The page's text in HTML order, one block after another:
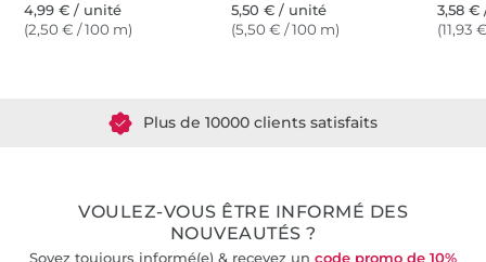
4,99 € / unité
(2,50 € / 100 m)
5,50 € / unité
(5,50 € / 100 m)
3,58
(11,93
Plus de 10000 clients satisfaits
VOULEZ-VOUS ÊTRE INFORMÉ DES
NOUVEAUTÉS ?
Soyez toujours informé(e) & recevez un code promo de 10%